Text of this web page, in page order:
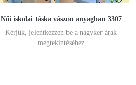
Női iskolai táska vászon anyagban 3307
Kérjük, jelentkezzen be a nagyker árak
megtekintéséhez